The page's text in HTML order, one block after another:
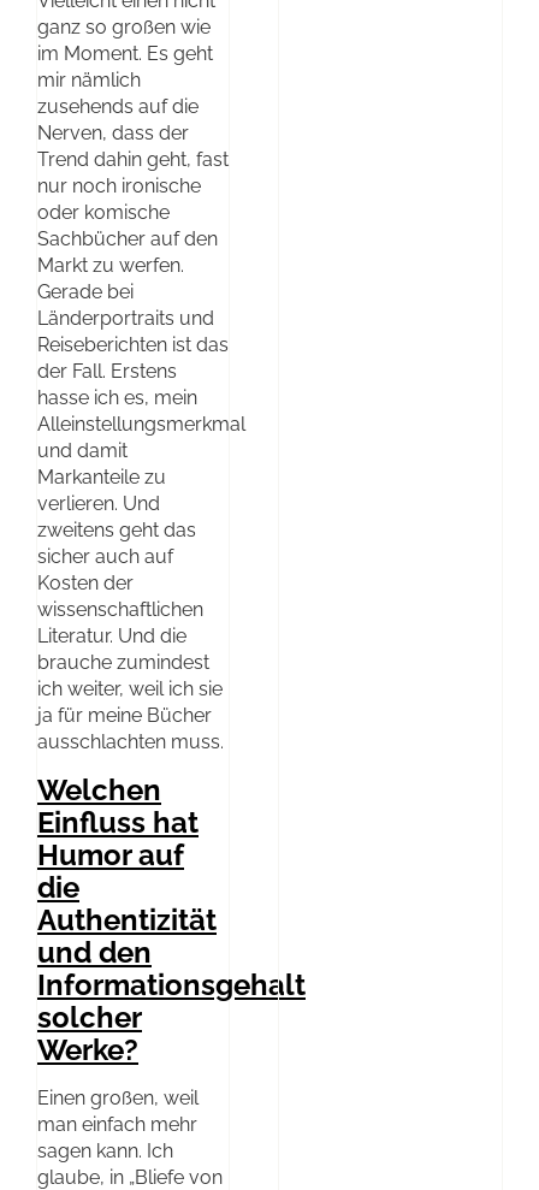
ganz so großen wie
im Moment. Es geht
mir nämlich
zusehends auf die
Nerven, dass der
Trend dahin geht, fast
nur noch ironische
oder komische
Sachbücher auf den
Markt zu werfen.
Gerade bei
Länderportraits und
Reiseberichten ist das
der Fall. Erstens
hasse ich es, mein
Alleinstellungsmerkmal
und damit
Markanteile zu
verlieren. Und
zweitens geht das
sicher auch auf
Kosten der
wissenschaftlichen
Literatur. Und die
brauche zumindest
ich weiter, weil ich sie
ja für meine Bücher
ausschlachten muss.
Welchen
Einfluss hat
Humor auf
die
Authentizität
und den
Informationsgehalt
solcher
Werke?
Einen großen, weil
man einfach mehr
sagen kann. Ich
glaube, in „Bliefe von